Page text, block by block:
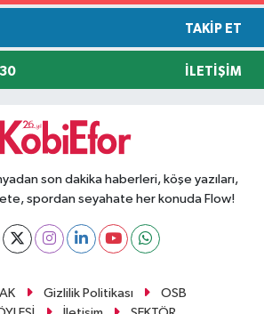
TAKIP ET
İLETIŞIM
son dakika haberleri, köşe yazıları,
spordan seyahate her konuda Flow!
Gizlilik Politikası
OSB